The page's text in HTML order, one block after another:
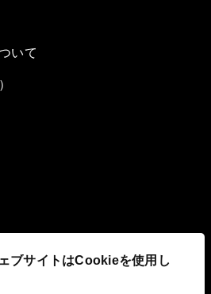
ブサイトはCookieを使用し
いて
り組み